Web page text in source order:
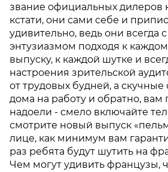
звание официальных дилеров
кстати, они сами себе и
удивительно, ведь они всегда
энтузиазмом подходя к
выпуску, к каждой шутке и
настроения зрительской
от трудовых будней, а
дома на работу и обратно, вам
надоели - смело включайте
смотрите новый выпуск
лице, как минимум вам
раз ребята будут шутить на
Чем могут удивить французы,